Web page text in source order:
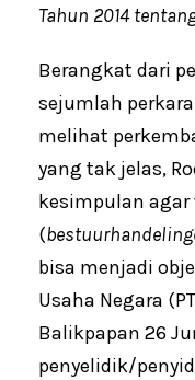
Tahun 2014
Berangkat dari
sejumlah
melihat
yang tak jelas,
kesimpulan
(
bisa menjadi
Usaha Negara
Balikpapan 26
penyelidik/